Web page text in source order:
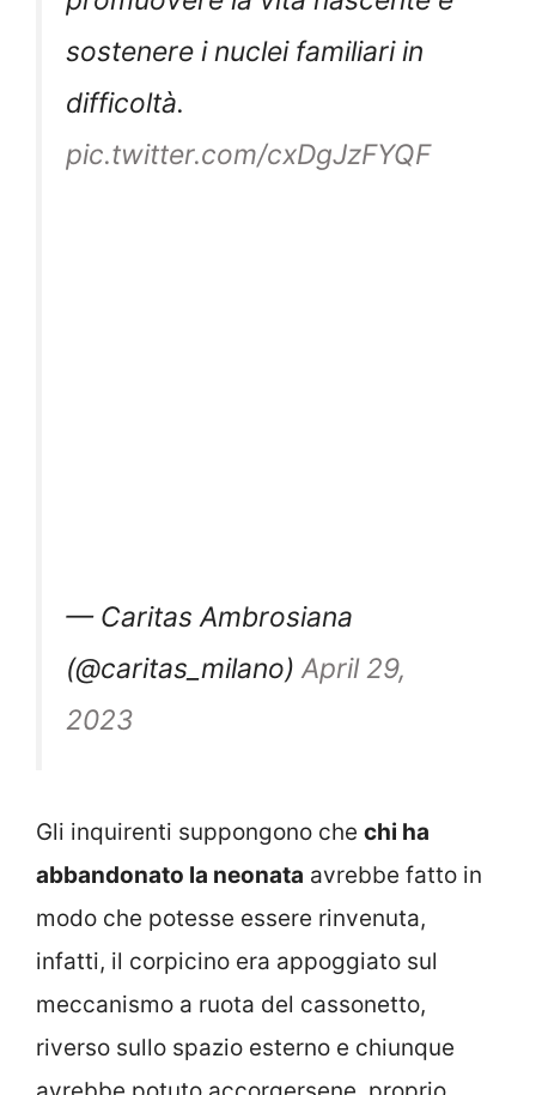
sostenere i nuclei familiari in
difficoltà.
pic.twitter.com/cxDgJzFYQF
— Caritas Ambrosiana
(@caritas_milano)April 29,
2023
Gli inquirenti suppongono che chi ha
abbandonato la neonata avrebbe fatto in
modo che potesse essere rinvenuta,
infatti, il corpicino era appoggiato sul
meccanismo a ruota del cassonetto,
riverso sullo spazio esterno e chiunque